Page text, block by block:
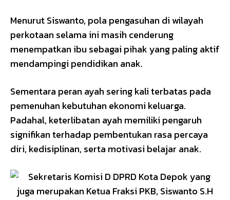
Menurut Siswanto, pola pengasuhan di wilayah
perkotaan selama ini masih cenderung
menempatkan ibu sebagai pihak yang paling aktif
mendampingi pendidikan anak.
Sementara peran ayah sering kali terbatas pada
pemenuhan kebutuhan ekonomi keluarga.
Padahal, keterlibatan ayah memiliki pengaruh
signifikan terhadap pembentukan rasa percaya
diri, kedisiplinan, serta motivasi belajar anak.